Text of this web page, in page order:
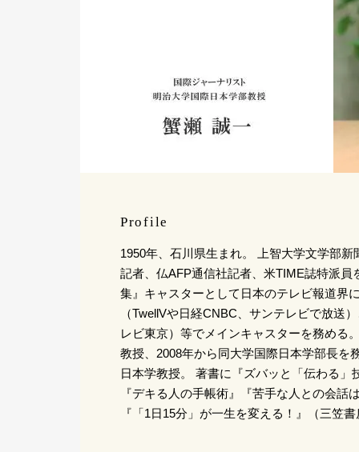
Profile
1950年、石川県生まれ。 上智大学文学部
記者、仏AFP通信社記者、米TIME誌特派員
集』キャスターとして日本のテレビ報道界
（TwellVや日経CNBC、サンテレビで放送
レビ東京）等でメインキャスターを務める
教授、2008年から同大学国際日本学部長を
日本学教授。 著書に『ズバッと「伝わる」
『デキる人の手帳術』『苦手な人との会話
『「1日15分」が一生を変える！』（三笠